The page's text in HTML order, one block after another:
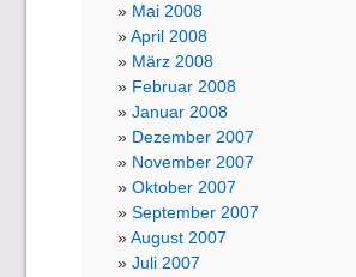
Mai 2008
April 2008
März 2008
Februar 2008
Januar 2008
Dezember 2007
November 2007
Oktober 2007
September 2007
August 2007
Juli 2007